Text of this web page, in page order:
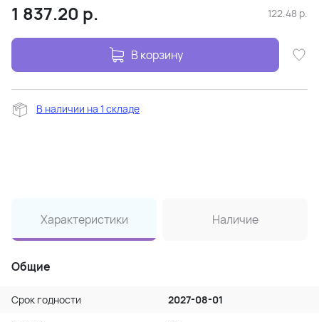
1 837.20 р. 122.48 р.
В корзину
В наличии на 1 складе
Характеристики Наличие
Общие
Срок годности
2027-08-01